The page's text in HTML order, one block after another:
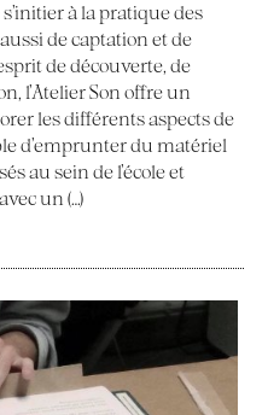
à la pratique des
de captation et de
de découverte, de
l’Atelier Son offre un
les différents aspects de
d’emprunter du matériel
au sein de l’école et
un (…)